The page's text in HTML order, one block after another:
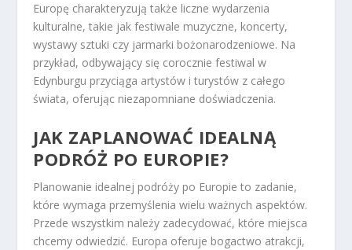
Europę charakteryzują także liczne wydarzenia
kulturalne, takie jak festiwale muzyczne, koncerty,
wystawy sztuki czy jarmarki bożonarodzeniowe. Na
przykład, odbywający się corocznie festiwal w
Edynburgu przyciąga artystów i turystów z całego
świata, oferując niezapomniane doświadczenia.
JAK ZAPLANOWAĆ IDEALNĄ
PODRÓŻ PO EUROPIE?
Planowanie idealnej podróży po Europie to zadanie,
które wymaga przemyślenia wielu ważnych aspektów.
Przede wszystkim należy zadecydować, które miejsca
chcemy odwiedzić. Europa oferuje bogactwo atrakcji,